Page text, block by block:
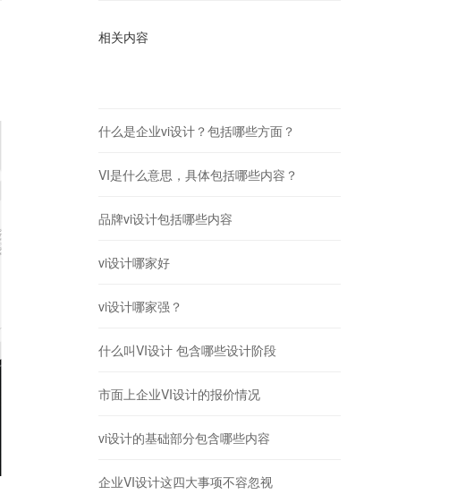
相关内容
什么是企业vi设计？包括哪些方面？
VI是什么意思，具体包括哪些内容？
品牌vi设计包括哪些内容
vi设计哪家好
vi设计哪家强？
什么叫VI设计 包含哪些设计阶段
市面上企业VI设计的报价情况
vi设计的基础部分包含哪些内容
企业VI设计这四大事项不容忽视